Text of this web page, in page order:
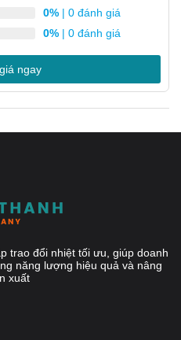
kiểm tra áp suất và rò rỉ
0% | 0 đánh giá
0% | 0 đánh giá
ngay
trao đổi nhiệt tối ưu, giúp doanh
năng lượng hiệu quả và nâng
xuất